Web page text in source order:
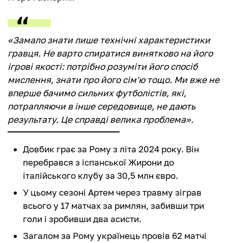
«Замало знати лише технічні характеристики
гравця. Не варто спиратися винятково на його
ігрові якості: потрібно розуміти його спосіб
мислення, знати про його сім'ю тощо. Ми вже не
вперше бачимо сильних футболістів, які,
потрапляючи в інше середовище, не дають
результату. Це справді велика проблема».
Довбик грає за Рому з літа 2024 року. Він
перебрався з іспанської Жирони до
італійського клубу за 30,5 млн євро.
У цьому сезоні Артем через травму зіграв
всього у 17 матчах за римлян, забивши три
голи і зробивши два асисти.
Загалом за Рому українець провів 62 матчі